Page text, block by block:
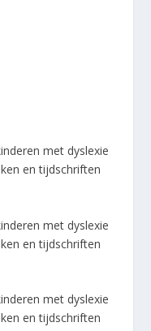
met dyslexie
en tijdschriften
met dyslexie
en tijdschriften
met dyslexie
en tijdschriften